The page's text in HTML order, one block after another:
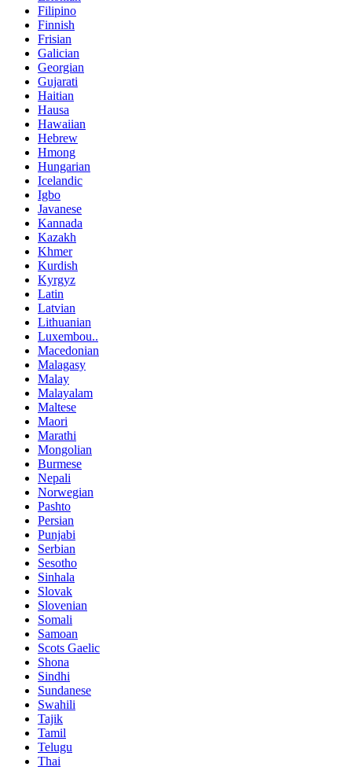
Filipino
Finnish
Frisian
Galician
Georgian
Gujarati
Haitian
Hausa
Hawaiian
Hebrew
Hmong
Hungarian
Icelandic
Igbo
Javanese
Kannada
Kazakh
Khmer
Kurdish
Kyrgyz
Latin
Latvian
Lithuanian
Luxembou..
Macedonian
Malagasy
Malay
Malayalam
Maltese
Maori
Marathi
Mongolian
Burmese
Nepali
Norwegian
Pashto
Persian
Punjabi
Serbian
Sesotho
Sinhala
Slovak
Slovenian
Somali
Samoan
Scots Gaelic
Shona
Sindhi
Sundanese
Swahili
Tajik
Tamil
Telugu
Thai